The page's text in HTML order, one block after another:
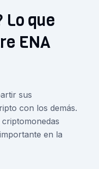
Lo que
ENA
sus
con los demás.
en la